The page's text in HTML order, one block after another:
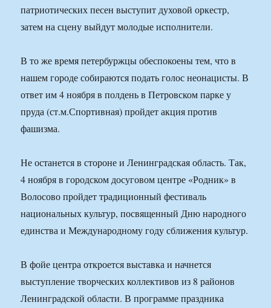
патриотических песен выступит духовой оркестр,
затем на сцену выйдут молодые исполнители.
В то же время петербуржцы обеспокоены тем, что в
нашем городе собираются подать голос неонацисты. В
ответ им 4 ноября в полдень в Петровском парке у
пруда (ст.м.Спортивная) пройдет акция против
фашизма.
Не останется в стороне и Ленинградская область. Так,
4 ноября в городском досуговом центре «Родник» в
Волосово пройдет традиционный фестиваль
национальных культур, посвященный Дню народного
единства и Международному году сближения культур.
В фойе центра откроется выставка и начнется
выступление творческих коллективов из 8 районов
Ленинградской области. В программе праздника